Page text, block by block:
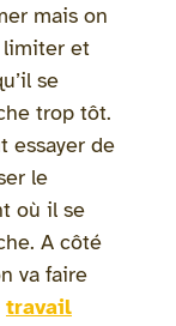
mais on
et
se
trop tôt.
essayer de
le
où il se
A côté
va faire
travail